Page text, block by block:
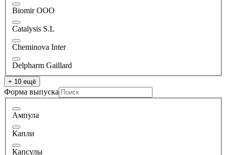
Biomir ООО
Catalysis S.L
Cheminova Inter
Delpharm Gaillard
+ 10 ещё
Форма выпуска
Ампула
Капли
Капсулы